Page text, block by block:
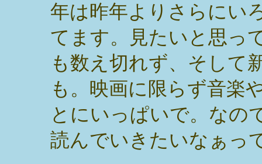
年は昨年よりさらにい
てます。見たいと思っ
も数え切れず、そして
も。映画に限らず音楽
とにいっぱいで。なの
読んでいきたいなぁっ